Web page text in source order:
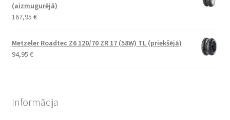
(aizmugurējā)
167,95 €
Metzeler Roadtec Z6 120/70 ZR 17 (58W) TL (priekšējā)
94,95 €
Informācija